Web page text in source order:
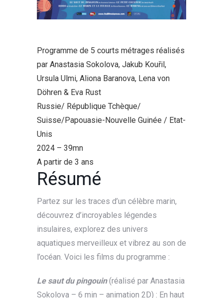
Programme de 5 courts métrages réalisés
par Anastasia Sokolova, Jakub Kouřil,
Ursula Ulmi, Aliona Baranova, Lena von
Döhren & Eva Rust
Russie/ République Tchèque/
Suisse/Papouasie-Nouvelle Guinée / Etat-
Unis
2024 – 39mn
A partir de 3 ans
Résumé
Partez sur les traces d’un célèbre marin,
découvrez d’incroyables légendes
insulaires, explorez des univers
aquatiques merveilleux et vibrez au son de
l’océan. Voici les films du programme :
Le saut du pingouin(réalisé par Anastasia
Sokolova – 6 min – animation 2D) : En haut